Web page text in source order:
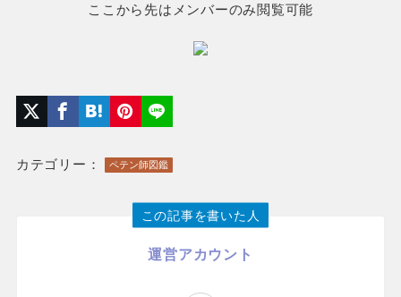
ここから先はメンバーのみ閲覧可能
カテゴリー： ペテン師図鑑
この記事を書いた人
運営アカウント